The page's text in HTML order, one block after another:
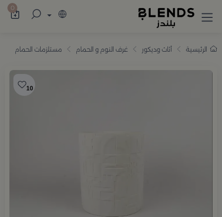
تسوّق من بلندز تشكيلة تضم ترامس القهوة 0
الرئيسية أثاث وديكور غرف النوم و الحمام مستلزمات الحمام
10